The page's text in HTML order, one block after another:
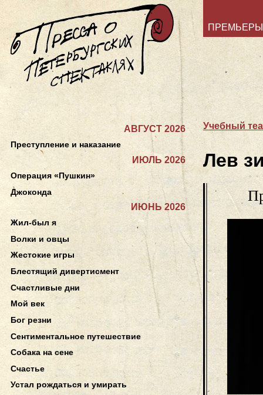
ПРЕМЬЕРЫ
Учебный
Лев
АВГУСТ 2026
Преступление и наказание
ИЮЛЬ 2026
Операция «Пушкин»
Джоконда
ИЮНЬ 2026
Жил-был я
Волки и овцы
Жестокие игры
Блестящий дивертисмент
Счастливые дни
Мой век
Бог резни
Сентиментальное путешествие
Собака на сене
Счастье
Устал рождаться и умирать